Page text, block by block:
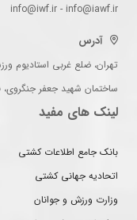
info@iwf.ir - info@iawf.ir
آدرس
تهران، ضلع غربی استادیوم
ساختمان شهید جعفر
لینک های مفید
بانک جامع اطلاعات کشتی
اتحادیه جهانی کشتی
وزارت ورزش و جوانان